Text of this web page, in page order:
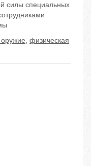
силы специальных
оружие, физическая